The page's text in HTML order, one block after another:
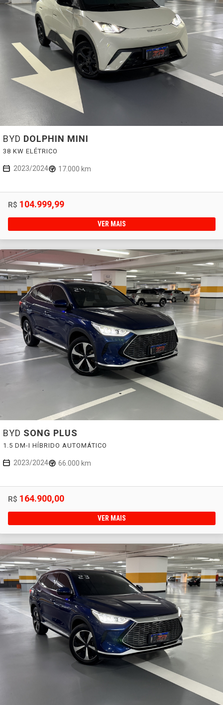
BYD DOLPHIN MINI
38 KW ELÉTRICO
2023/2024 17.000 km
R$ 104.999,99
VER MAIS
BYD SONG PLUS
1.5 DM-I HÍBRIDO AUTOMÁTICO
2023/2024 66.000 km
R$ 164.900,00
VER MAIS